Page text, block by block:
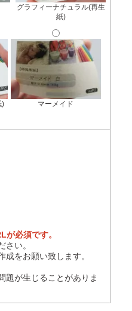
グラフィーナチュラル(再生
紙)
) マーメイド
が必須です。
さい。
をお願い致します。
題が生じることがありま